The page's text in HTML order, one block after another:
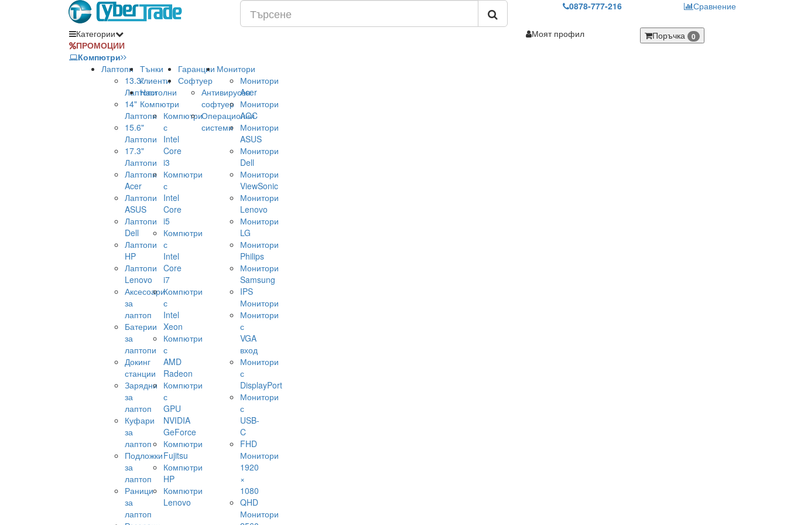
0878-777-216 Сравнение
Категории
ПРОМОЦИИ
Компютри
Лаптопи
13.3"
Лаптопи
14"
Лаптопи
15.6"
Лаптопи
17.3"
Лаптопи
Лаптопи
Acer
Лаптопи
ASUS
Лаптопи
Dell
Лаптопи
HP
Лаптопи
Lenovo
Аксесоари
за
лаптоп
Батерии
за
лаптопи
Докинг
станции
Зарядни
за
лаптоп
Куфари
за
лаптоп
Подложки
за
лаптоп
Раници
за
лаптоп
Тънки
клиенти
Настолни
Компютри
Компютри
с
Intel
Core
i3
Компютри
с
Intel
Core
i5
Компютри
с
Intel
Core
i7
Компютри
с
Intel
Xeon
Компютри
с
AMD
Radeon
Компютри
с
GPU
NVIDIA
GeForce
Компютри
Fujitsu
Компютри
HP
Компютри
Lenovo
Гаранции
Софтуер
Антивирусен
софтуер
Операционни
системи
Монитори
Монитори
Acer
Монитори
AOC
Монитори
ASUS
Монитори
Dell
Монитори
ViewSonic
Монитори
Lenovo
Монитори
LG
Монитори
Philips
Монитори
Samsung
IPS
Монитори
Монитори
с
VGA
вход
Монитори
с
DisplayPort
Монитори
с
USB-
C
FHD
Монитори
1920
×
1080
QHD
Монитори
Моят профил Поръчка 0